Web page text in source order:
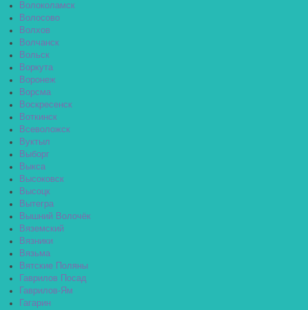
Волоколамск
Волосово
Волхов
Волчанск
Вольск
Воркута
Воронеж
Ворсма
Воскресенск
Воткинск
Всеволожск
Вуктыл
Выборг
Выкса
Высоковск
Высоцк
Вытегра
Вышний Волочёк
Вяземский
Вязники
Вязьма
Вятские Поляны
Гаврилов Посад
Гаврилов-Ям
Гагарин